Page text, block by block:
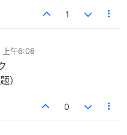
1
上午6:08
）
0